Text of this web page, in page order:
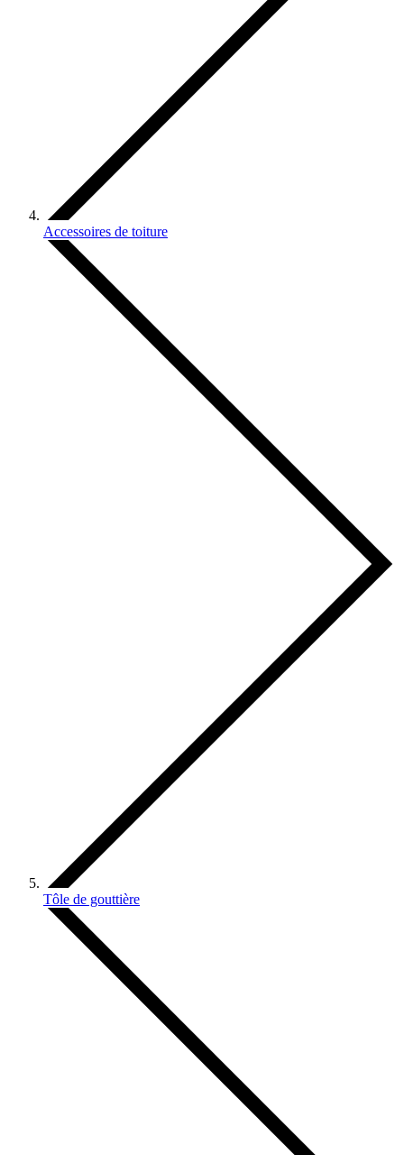
Accessoires de toiture
Tôle de gouttière